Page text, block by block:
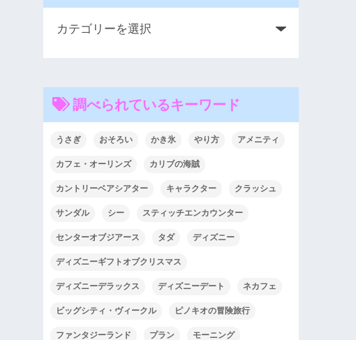
調べられているキーワード
うさぎ おそろい かき氷 やり方 アメニティ
カフェ・オーリンズ カリブの海賊
カントリーベアシアター キャラクター クラッシュ
サンダル シー スティッチエンカウンター
センターオブジアース タダ ディズニー
ディズニーギフトオブクリスマス
ディズニーデラックス ディズニーデート ネカフェ
ビッグシティ・ヴィークル ピノキオの冒険旅行
ファンタジーランド プラン モーニング